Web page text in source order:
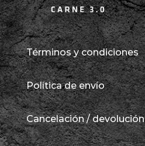
Términos y condiciones
Política de envío
Cancelación / devolución